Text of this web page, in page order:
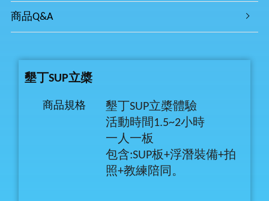
商品Q&A
墾丁SUP立槳
商品規格
墾丁SUP立槳體驗
活動時間1.5~2小時
一人一板
包含:SUP板+浮潛裝備+拍
照+教練陪同。